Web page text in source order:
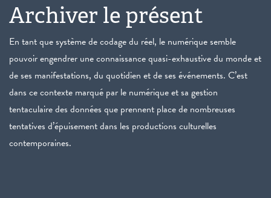
Archiver le présent
En tant que système de codage du réel, le numérique semble
pouvoir engendrer une connaissance quasi-exhaustive du monde et
de ses manifestations, du quotidien et de ses événements. C’est
dans ce contexte marqué par le numérique et sa gestion
tentaculaire des données que prennent place de nombreuses
tentatives d’épuisement dans les productions culturelles
contemporaines.